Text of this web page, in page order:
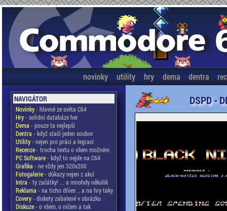
novinky utility hry dema dentra
NAVIGÁTOR
Novinky- hlavně ze světa C64
Hry- solidní databáze her
Dema - pouze ta nejlepší
Dentra - když stačí jeden soubor
Utility- nejen pro práci a legraci
Recenze- trocha textu o všem možném
PC Software- když to nejde na C64
Grafika - ne vždy jen 320x200
Fotogalerie- důkazy nejen z akcí
Intra - ty začátky! ... a mnohdy několik
Reklama - na ticho dňies .. a na hry taky
Covery- diskety zabalené v obrázku
Diskuze- o všem, o ničem a tak
DSPD -